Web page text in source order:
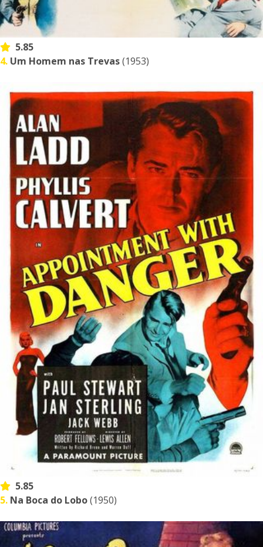
5.85
4. Um Homem nas Trevas(1953)
5.85
5. Na Boca do Lobo(1950)